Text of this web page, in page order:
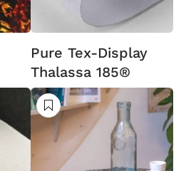
Pure Tex-Display
Thalassa 185®
Suivre